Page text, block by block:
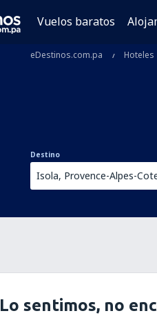
Vuelos baratos
eDestinos.com.pa Hoteles
Destino
Lo sentimos, no